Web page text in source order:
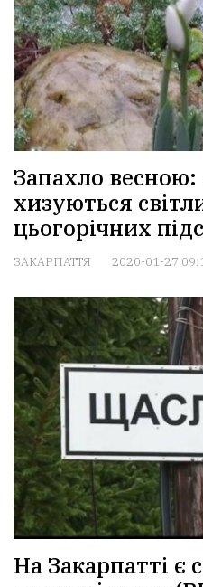
Запахло весною:
хизуються
цьогорічних
ЗАКАРПАТТЯ 2020-01-27
На Закарпатті є